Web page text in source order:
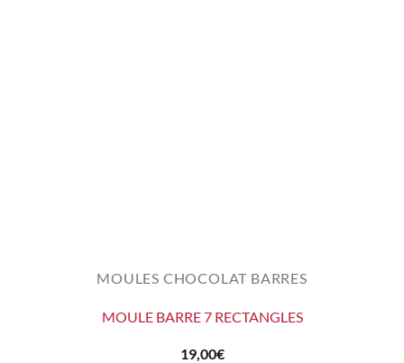
MOULES CHOCOLAT BARRES
MOULE BARRE 7 RECTANGLES
19,00€